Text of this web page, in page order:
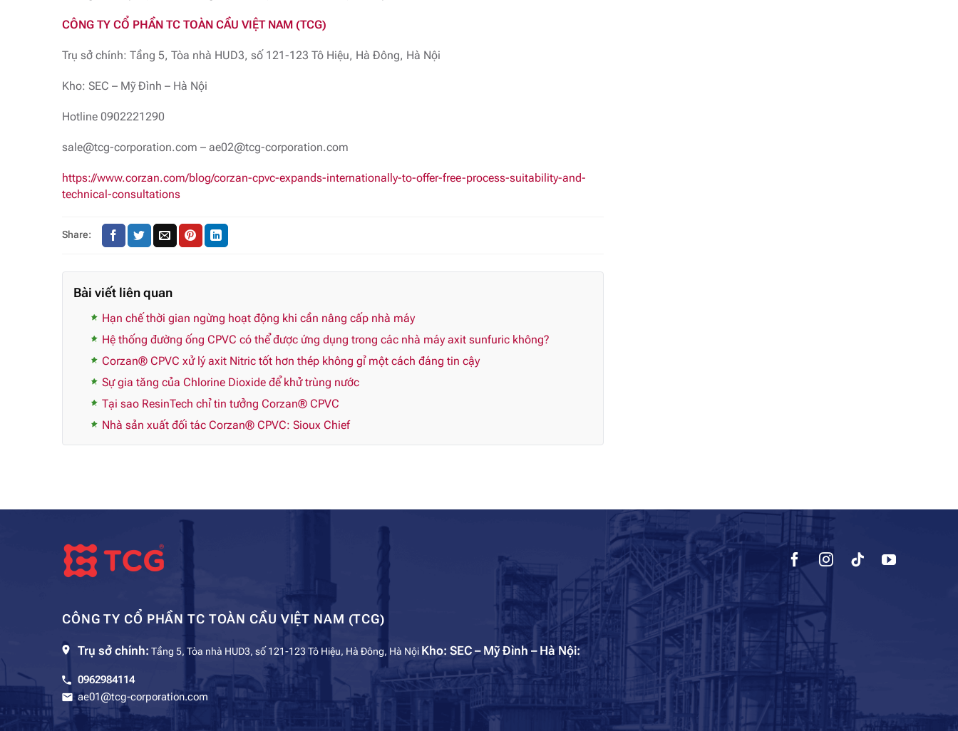
CÔNG TY CỔ PHẦN TC TOÀN CẦU VIỆT NAM (TCG)
Trụ sở chính: Tầng 5, Tòa nhà HUD3, số 121-123 Tô Hiệu, Hà Đông, Hà Nội
Kho: SEC – Mỹ Đình – Hà Nội
Hotline 0902221290
sale@tcg-corporation.com – ae02@tcg-corporation.com
https://www.corzan.com/blog/corzan-cpvc-expands-internationally-to-offer-free-process-suitability-and-
technical-consultations
Share:
Bài viết liên quan
Hạn chế thời gian ngừng hoạt động khi cần nâng cấp nhà máy
Hệ thống đường ống CPVC có thể được ứng dụng trong các nhà máy axit sunfuric không?
Corzan® CPVC xử lý axit Nitric tốt hơn thép không gỉ một cách đáng tin cậy
Sự gia tăng của Chlorine Dioxide để khử trùng nước
Tại sao ResinTech chỉ tin tưởng Corzan® CPVC
Nhà sản xuất đối tác Corzan® CPVC: Sioux Chief
CÔNG TY CỔ PHẦN TC TOÀN CẦU VIỆT NAM (TCG)
Trụ sở chính: Tầng 5, Tòa nhà HUD3, số 121-123 Tô Hiệu, Hà Đông, Hà Nội Kho: SEC – Mỹ Đình – Hà Nội:
0962984114
ae01@tcg-corporation.com